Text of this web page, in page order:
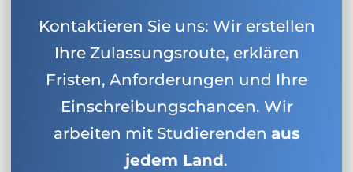
Kontaktieren Sie uns: Wir erstellen
Ihre Zulassungsroute, erklären
Fristen, Anforderungen und Ihre
Einschreibungschancen. Wir
arbeiten mit Studierenden aus
jedem Land.